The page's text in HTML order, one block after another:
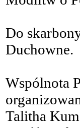
Do
Duchowne.
Wspólnota
Talitha